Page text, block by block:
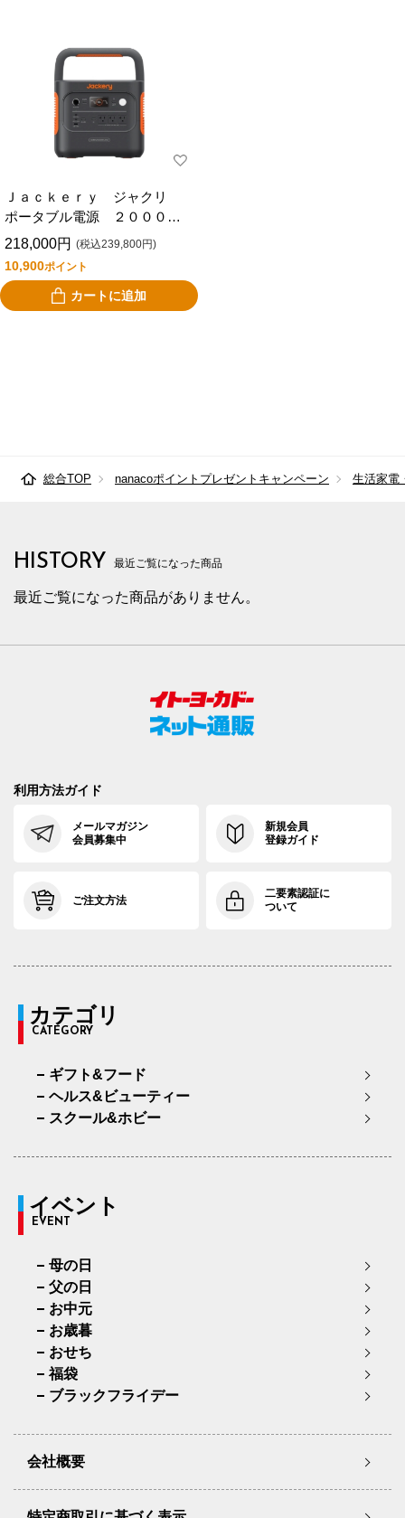
Ｊａｃｋｅｒｙ ジャクリ
ポータブル電源 ２０００Ｎ
ｅｗ ＪＥ－２０００Ｄ
218,000円 (税込239,800円)
10,900ポイント
カートに追加
総合TOP nanacoポイントプレゼントキャンペーン 生活家電
HISTORY 最近ご覧になった商品
最近ご覧になった商品がありません。
利用方法ガイド
メールマガジン
会員募集中
新規会員
登録ガイド
ご注文方法
二要素認証に
ついて
カテゴリ
CATEGORY
ギフト&フード
ヘルス&ビューティー
スクール&ホビー
イベント
EVENT
母の日
父の日
お中元
お歳暮
おせち
福袋
ブラックフライデー
会社概要